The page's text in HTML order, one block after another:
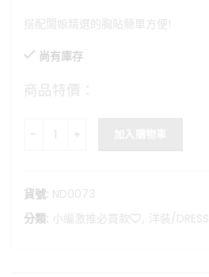
搭配闆娘精選的胸貼簡單方便!
尚有庫存
商品特價：
夕陽微光-v領性感露背洋裝 數量
貨號: ND0073
分類: 小編激推必買款❤️, 洋裝/DRESS